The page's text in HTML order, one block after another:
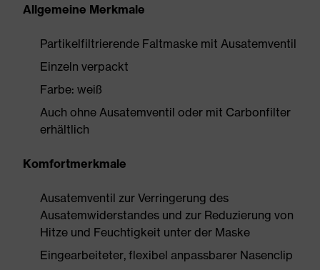
Allgemeine Merkmale
Partikelfiltrierende Faltmaske mit Ausatemventil
Einzeln verpackt
Farbe: weiß
Auch ohne Ausatemventil oder mit Carbonfilter
erhältlich
Komfortmerkmale
Ausatemventil zur Verringerung des
Ausatemwiderstandes und zur Reduzierung von
Hitze und Feuchtigkeit unter der Maske
Eingearbeiteter, flexibel anpassbarer Nasenclip